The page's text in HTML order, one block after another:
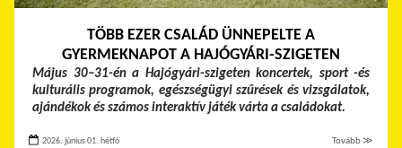
TÖBB EZER CSALÁD ÜNNEPELTE A
GYERMEKNAPOT A HAJÓGYÁRI-SZIGETEN
Május 30–31-én a Hajógyári-szigeten koncertek, sport -és
kulturális programok, egészségügyi szűrések és vizsgálatok,
ajándékok és számos interaktív játék várta a családokat.
2026. június 01. hétfő Tovább ≫